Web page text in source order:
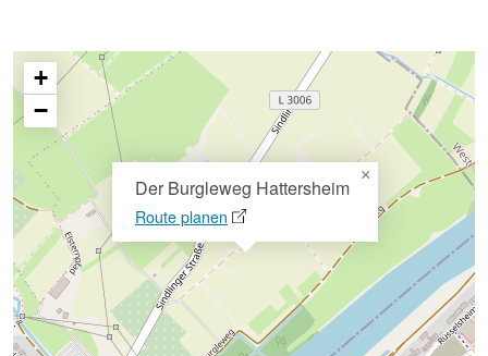
Der Burgleweg Hattersheim
Route planen
×
+
−